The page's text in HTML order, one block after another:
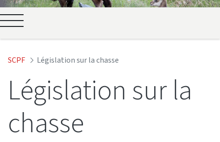
SCPF Législation sur la chasse
Législation sur la
chasse